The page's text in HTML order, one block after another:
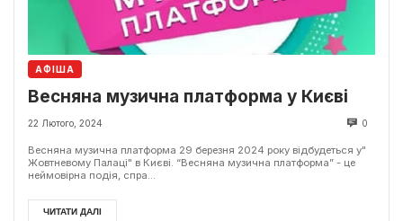
АФІША
Весняна музична платформа у Києві
22 Лютого, 2024 0
Весняна музична платформа 29 березня 2024 року відбудеться у"
Жовтневому Палаці" в Києві. “Весняна музична платформа” - це
неймовірна подія, спра...
ЧИТАТИ ДАЛІ